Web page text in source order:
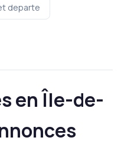
en Île-de-